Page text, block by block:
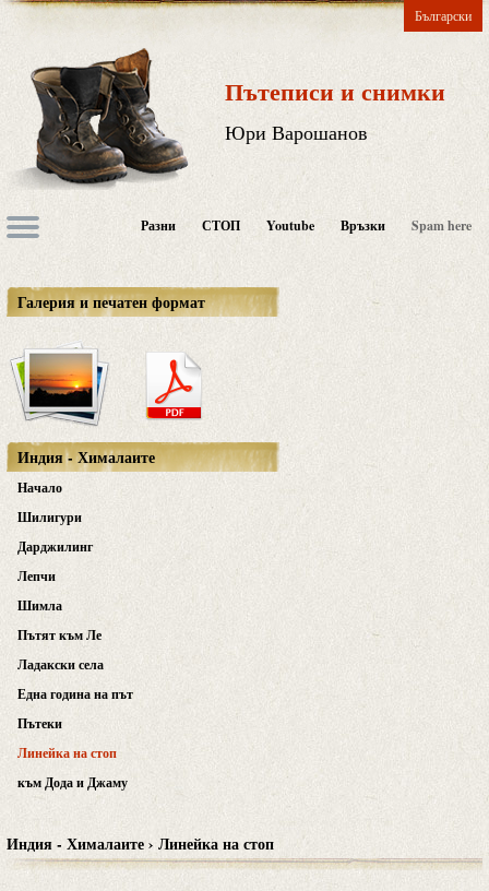
Български
Пътеписи и снимки
Юри Варошанов
Разни СТОП Youtube Връзки Spam here
Галерия и печатен формат
Индия - Хималаите
Начало
Шилигури
Дарджилинг
Лепчи
Шимла
Пътят към Ле
Ладакски села
Една година на път
Пътеки
Линейка на стоп
към Дода и Джаму
Индия - Хималаите › Линейка на стоп